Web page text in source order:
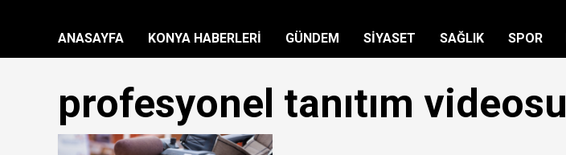
ANASAYFA KONYA HABERLERİ GÜNDEM SİYASET SAĞLIK SPOR
profesyonel tanıtım videosu